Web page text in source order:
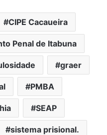
CIPE Cacaueira
Penal de Itabuna
graer
PMBA
SEAP
sistema prisional.